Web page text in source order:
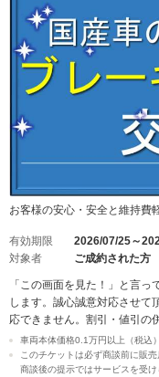
お客様の安心・安全と維持費
有効期限
2026/07/25～
対象者
ご成約された方
「この画面を見た！」と言
します。誠心誠意対応させ
応できません。割引・値引の
車両本体価格0.1万円以上（税込
このチケットは必ず商談前に販売
商談後の提示ではサービスを受け